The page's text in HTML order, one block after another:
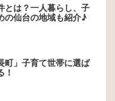
とは？一人暮らし、子
の仙台の地域も紹介♪
町」子育て世帯に選ば
！